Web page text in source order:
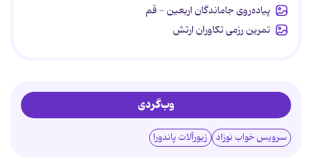
پیاده‌روی جاماندگان اربعین - قم
تمرین رزمی تکاوران ارتش
وب‌گردی
سرویس خواب نوزاد زیورآلات پاندورا